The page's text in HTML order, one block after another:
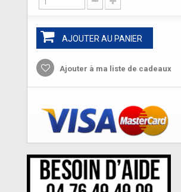
AJOUTER AU PANIER
Ajouter à ma liste de cadeaux